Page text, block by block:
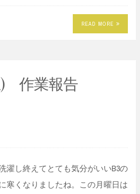
READ MORE
) 作業報告
濯し終えてとても気分がいいB3の
寒くなりましたね。この月曜日は